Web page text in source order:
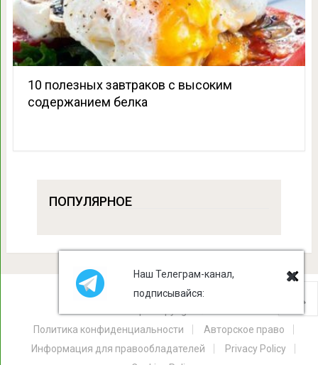
10 полезных завтраков с высоким
содержанием белка
ПОПУЛЯРНОЕ
Политика конфиденциальности
Авторское право
Информация для правообладателей
Privacy Policy
Наш Телеграм-канал,
подписывайся: